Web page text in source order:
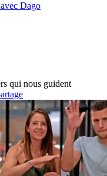
Dago
qui nous guident